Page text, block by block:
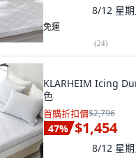
8/12 星期
免運
(24)
KLARHEIM Icing
色
首購折扣價$2,796
47% $1,454
8/12 星期